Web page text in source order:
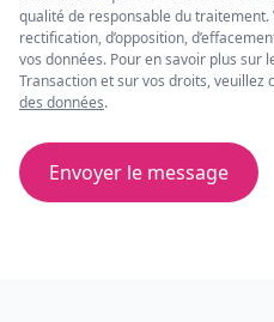
qualité de responsable du traitement.
rectification, d’opposition,
vos données. Pour en savoir plus sur
Transaction et sur vos droits, veuillez
des données.
Envoyer le message